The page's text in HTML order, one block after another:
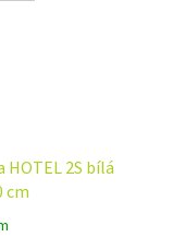
HOTEL 2S bílá
cm